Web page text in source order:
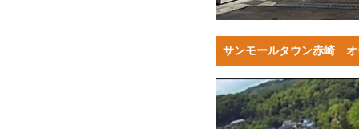
サンモールタウン赤崎